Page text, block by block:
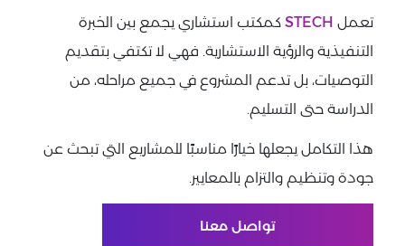
تعمل STECH كمكتب استشاري يجمع بين الخبرة
التنفيذية والرؤية الاستشارية. فهي لا تكتفي بتقديم
التوصيات، بل تدعم المشروع في جميع مراحله، من
الدراسة حتى التسليم.
هذا التكامل يجعلها خيارًا مناسبًا للمشاريع التي تبحث عن
جودة وتنظيم والتزام بالمعايير.
تواصل معنا